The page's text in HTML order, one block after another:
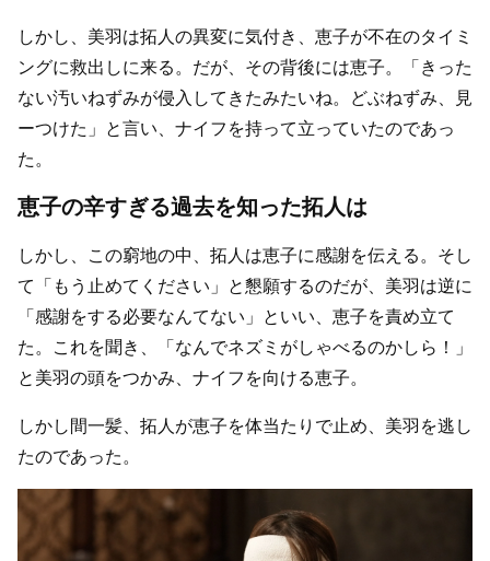
しかし、美羽は拓人の異変に気付き、恵子が不在のタイミ
ングに救出しに来る。だが、その背後には恵子。「きった
ない汚いねずみが侵入してきたみたいね。どぶねずみ、見
ーつけた」と言い、ナイフを持って立っていたのであっ
た。
恵子の辛すぎる過去を知った拓人は
しかし、この窮地の中、拓人は恵子に感謝を伝える。そし
て「もう止めてください」と懇願するのだが、美羽は逆に
「感謝をする必要なんてない」といい、恵子を責め立て
た。これを聞き、「なんでネズミがしゃべるのかしら！」
と美羽の頭をつかみ、ナイフを向ける恵子。
しかし間一髪、拓人が恵子を体当たりで止め、美羽を逃し
たのであった。